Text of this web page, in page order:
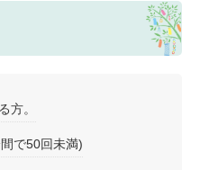
方。
で50回未満)